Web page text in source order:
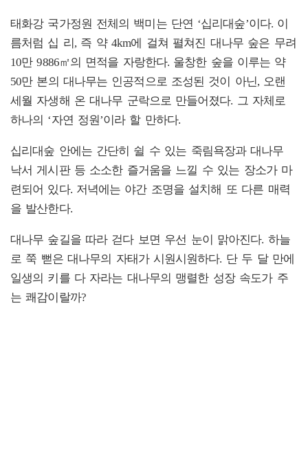
태화강 국가정원 전체의 백미는 단연 ‘십리대숲’이다. 이
름처럼 십 리, 즉 약 4km에 걸쳐 펼쳐진 대나무 숲은 무려
10만 9886㎡의 면적을 자랑한다. 울창한 숲을 이루는 약
50만 본의 대나무는 인공적으로 조성된 것이 아닌, 오랜
세월 자생해 온 대나무 군락으로 만들어졌다. 그 자체로
하나의 ‘자연 정원’이라 할 만하다.
십리대숲 안에는 간단히 쉴 수 있는 죽림욕장과 대나무
낙서 게시판 등 소소한 즐거움을 느낄 수 있는 장소가 마
련되어 있다. 저녁에는 야간 조명을 설치해 또 다른 매력
을 발산한다.
대나무 숲길을 따라 걷다 보면 우선 눈이 맑아진다. 하늘
로 쭉 뻗은 대나무의 자태가 시원시원하다. 단 두 달 만에
일생의 키를 다 자라는 대나무의 맹렬한 성장 속도가 주
는 쾌감이랄까?